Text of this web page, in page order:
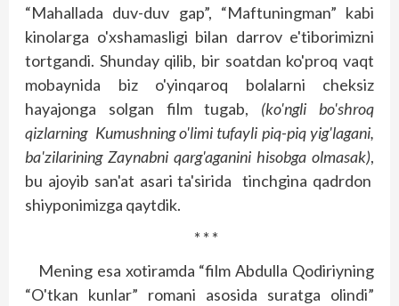
“Mahallada duv-duv gap”, “Maftuningman” kabi
kinolarga o'xshamasligi bilan darrov e'tiborimizni
tortgandi. Shunday qilib, bir soatdan ko'proq vaqt
mobaynida biz o'yinqaroq bolalarni cheksiz
hayajonga solgan film tugab, (ko'ngli bo'shroq
qizlarning Kumushning o'limi tufayli piq-piq yig'lagani,
ba'zilarining Zaynabni qarg'aganini hisobga olmasak),
bu ajoyib san'at asari ta'sirida tinchgina qadrdon
shiyponimizga qaytdik.
* * *
Mening esa xotiramda “film Abdulla Qodiriyning
“O'tkan kunlar” romani asosida suratga olindi”